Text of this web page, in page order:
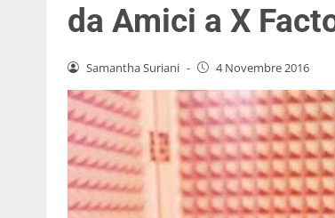
da Amici a X
Samantha Suriani - 4 Novembre 2016